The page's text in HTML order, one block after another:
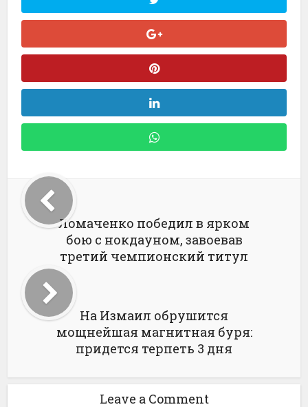
Ломаченко победил в ярком
бою с нокдауном, завоевав
третий чемпионский титул
На Измаил обрушится
мощнейшая магнитная буря:
придется терпеть 3 дня
Leave a Comment